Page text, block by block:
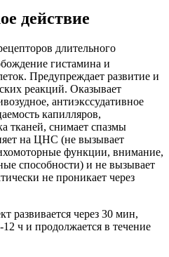
действие
длительного
гистамина и
Предупреждает развитие и
реакций. Оказывает
антиэкссудативное
капилляров,
тканей, снимает спазмы
на ЦНС (не вызывает
функции, внимание,
способности) и не вызывает
не проникает через
развивается через 30 мин,
ч и продолжается в течение